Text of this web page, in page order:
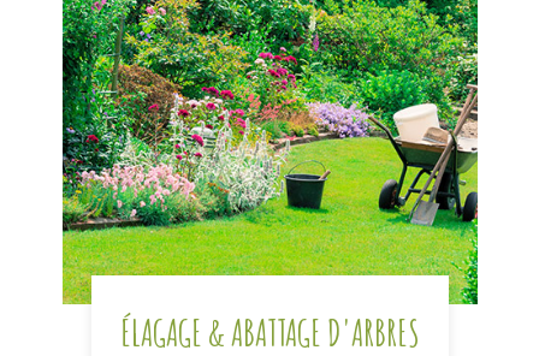
ÉLAGAGE & ABATTAGE D'ARBRES